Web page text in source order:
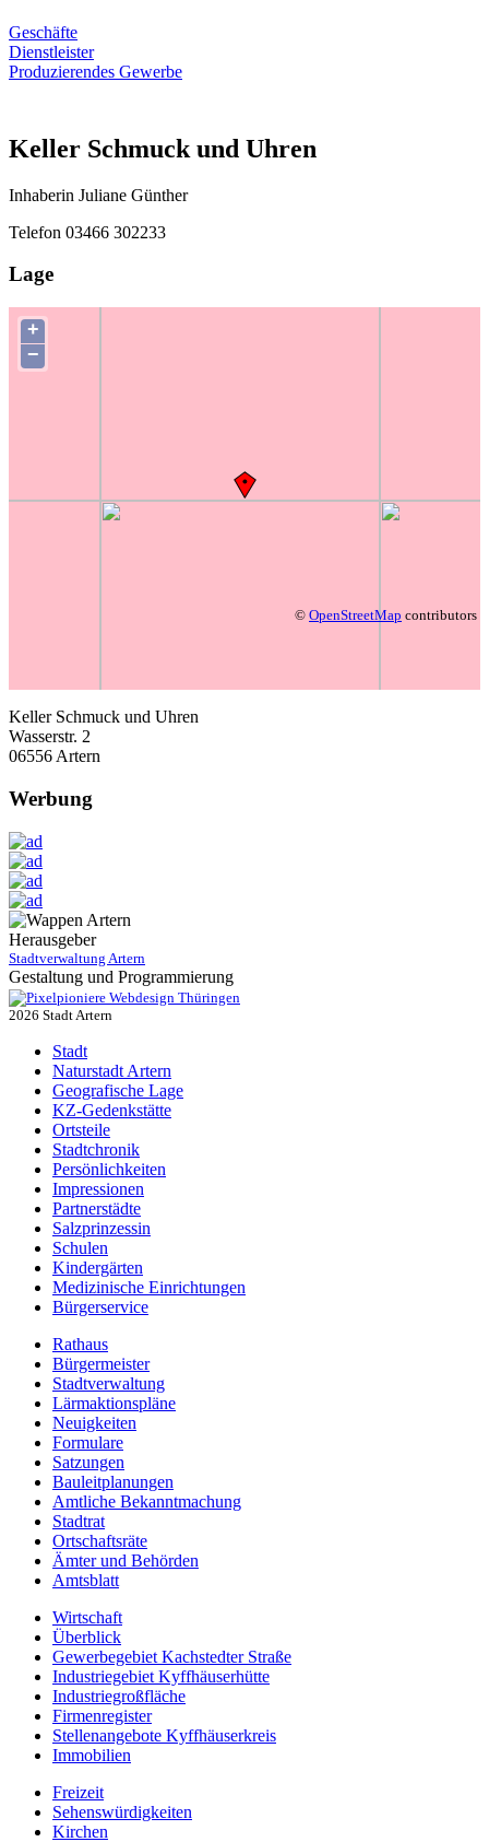
Geschäfte
Dienstleister
Produzierendes Gewerbe
Keller Schmuck und Uhren
Inhaberin Juliane Günther
Telefon 03466 302233
Lage
+
−
© OpenStreetMap contributors
Keller Schmuck und Uhren
Wasserstr. 2
06556 Artern
Werbung
Herausgeber
Stadtverwaltung Artern
Gestaltung und Programmierung
Webdesign Thüringen
2026 Stadt Artern
Stadt
Naturstadt Artern
Geografische Lage
KZ-Gedenkstätte
Ortsteile
Stadtchronik
Persönlichkeiten
Impressionen
Partnerstädte
Salzprinzessin
Schulen
Kindergärten
Medizinische Einrichtungen
Bürgerservice
Rathaus
Bürgermeister
Stadtverwaltung
Lärmaktionspläne
Neuigkeiten
Formulare
Satzungen
Bauleitplanungen
Amtliche Bekanntmachung
Stadtrat
Ortschaftsräte
Ämter und Behörden
Amtsblatt
Wirtschaft
Überblick
Gewerbegebiet Kachstedter Straße
Industriegebiet Kyffhäuserhütte
Industriegroßfläche
Firmenregister
Stellenangebote Kyffhäuserkreis
Immobilien
Freizeit
Sehenswürdigkeiten
Kirchen